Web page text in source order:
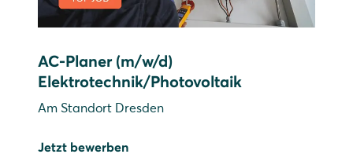
AC-Planer (m/w/d)
Elektrotechnik/Photovoltaik
Am Standort Dresden
Jetzt bewerben